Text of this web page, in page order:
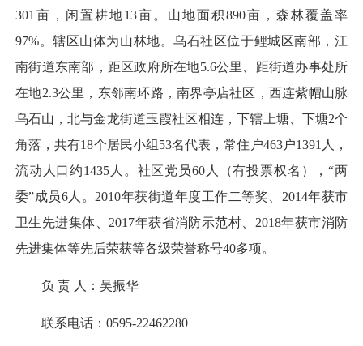
301亩，闲置耕地13亩。山地面积890亩，森林覆盖率
97%。辖区山体为山林地。乌石社区位于鲤城区南部，江
南街道东南部，距区政府所在地5.6公里、距街道办事处所
在地2.3公里，东邻南环路，南界亭店社区，西连紫帽山脉
乌石山，北与金龙街道玉霞社区相连，下辖上塘、下塘2个
角落，共有18个居民小组53名代表，常住户463户1391人，
流动人口约1435人。社区党员60人（有投票权名），“两
委”成员6人。2010年获街道年度工作二等奖、2014年获市
卫生先进集体、2017年获省消防示范村、2018年获市消防
先进集体等先后荣获等各级荣誉称号40多项。
负 责 人：吴振华
联系电话：0595-22462280